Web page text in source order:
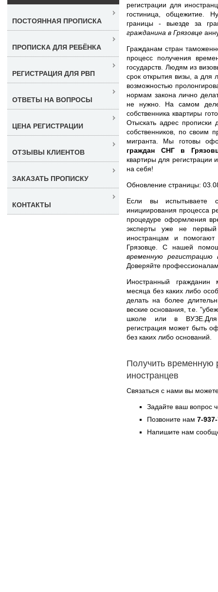
регистрации для
гостиница, общежитие.
границы - выезде за
гражданина в Грязовце
Гражданам стран
процесс получения
государств. Людям из
срок открытия визы, а
возможностью
нормам закона лично
не нужно. На самом деле
собственника квартиры
Отыскать адрес прописки
собственников, по своим
мигранта. Мы готовы
граждан СНГ в
квартиры для
на себя!
Обновление страницы:
Если вы испытываете
инициирования процесса
процедуре оформления
эксперты уже не
иностранцам и
Грязовце. С нашей
временную регистрацию
Доверяйте
Иностранный гражданин
месяца без каких либо
делать на более
веские основания, т.е.
школе или в ВУЗЕ.Для
регистрация может быть
без каких либо оснований.
Получить временную
иностранцев
Связаться с нами вы
Задайте ваш вопрос
Позвоните нам 7-
Напишите нам
ПОСТОЯННАЯ ПРОПИСКА
ПРОПИСКА ДЛЯ РЕБЁНКА
РЕГИСТРАЦИЯ ДЛЯ РВП
ОТВЕТЫ НА ВОПРОСЫ
ЦЕНА РЕГИСТРАЦИИ
ОТЗЫВЫ КЛИЕНТОВ
ЗАКАЗАТЬ ПРОПИСКУ
КОНТАКТЫ